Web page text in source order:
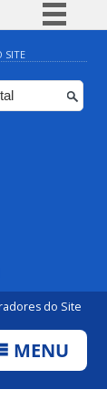
BR
SITE
do Site
MENU